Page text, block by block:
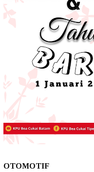
OTOMOTIF